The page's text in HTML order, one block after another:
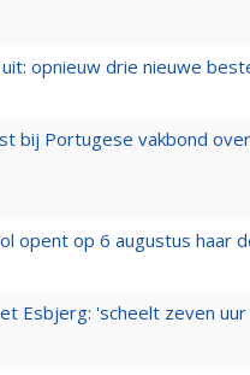
opnieuw drie nieuwe
bij Portugese vakbond
opent op 6 augustus haar
Esbjerg: 'scheelt zeven